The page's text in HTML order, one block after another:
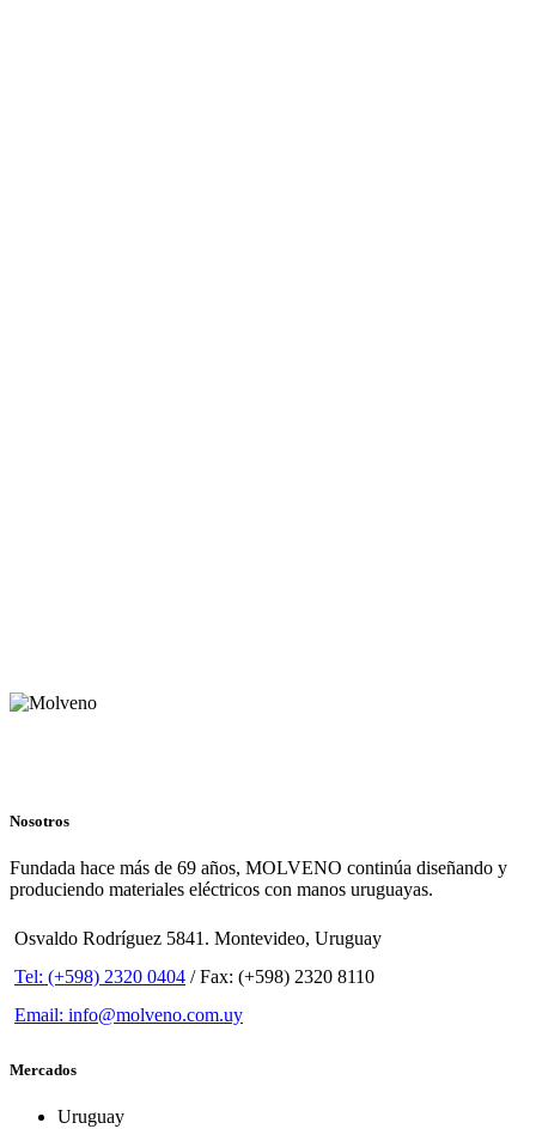
Nosotros
Fundada hace más de 69 años, MOLVENO continúa diseñando y
produciendo materiales eléctricos con manos uruguayas.
Osvaldo Rodríguez 5841. Montevideo, Uruguay
Tel: (+598) 2320 0404 / Fax: (+598) 2320 8110
Email: info@molveno.com.uy
Mercados
Uruguay